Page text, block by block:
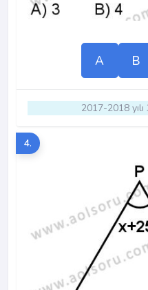
A B
2017-2018
4.